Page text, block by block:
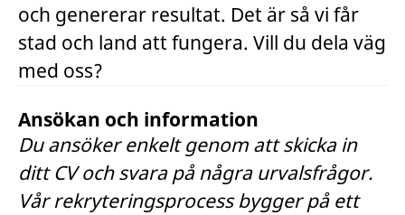
och genererar resultat. Det är så vi får
stad och land att fungera. Vill du dela väg
med oss?
Ansökan och information
Du ansöker enkelt genom att skicka in
ditt CV och svara på några urvalsfrågor.
Vår rekryteringsprocess bygger på ett